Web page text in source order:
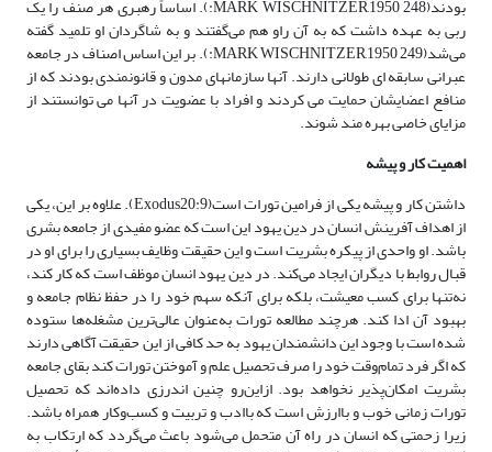
بودند(248 MARK WISCHNITZER,1950:). اساساً رهبری هر صنف را یک
ربی به عهده داشت که به آن راو هم می‌گفتند و به شاگردان او تلمید گفته
می‌شد(249 MARK WISCHNITZER,1950:). بر این اساس اصناف در جامعه
عبرانی سابقه ای طولانی دارند. آنها سازمانهای مدون و قانونمندی بودند که از
منافع اعضایشان حمایت می کردند و افراد با عضویت در آنها می توانستند از
مزایای خاصی بهره مند شوند.
اهمیت کار و پیشه
داشتن کار و پیشه یکی از فرامین تورات است(Exodus20:9). علاوه بر این، یکی
از اهداف آفرینش انسان در دین یهود این است که عضو مفیدی از جامعه بشری
باشد. او واحدی از پیکره بشریت است و این حقیقت وظایف بسیاری را برای او در
قبال روابط با دیگران ایجاد می‌کند. در دین یهود انسان موظف است که کار کند،
نه‌تنها برای کسب معیشت، بلکه برای آنکه سهم خود را در حفظ نظام جامعه و
بهبود آن ادا کند. هرچند مطالعه تورات به‌عنوان عالی‌ترین مشغله‌ها ستوده
شده است با وجود این دانشمندان یهود به حد کافی از این حقیقت آگاهی دارند
که اگر فرد تمام‌وقت خود را صرف تحصیل علم و آموختن تورات کند بقای جامعه
بشریت امکان‌پذیر نخواهد بود. ازاین‌رو چنین اندرزی داده‌اند که تحصیل
تورات زمانی خوب و باارزش است که باادب و تربیت و کسب‌وکار همراه باشد.
زیرا زحمتی که انسان در راه آن متحمل می‌شود باعث می‌گردد که ارتکاب به